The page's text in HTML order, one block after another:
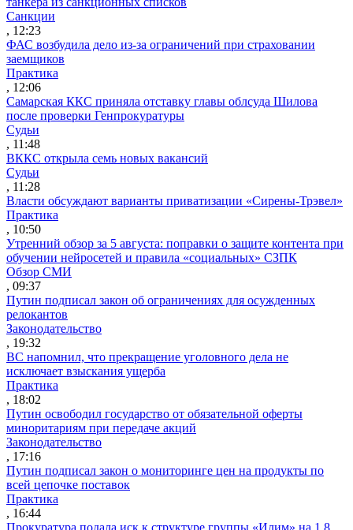
Санкции
, 12:23
ФАС возбудила дело из-за ограничений при страховании
заемщиков
Практика
, 12:06
Самарская ККС приняла отставку главы облсуда Шилова
после проверки Генпрокуратуры
Судьи
, 11:48
ВККС открыла семь новых вакансий
Судьи
, 11:28
Власти обсуждают варианты приватизации «Сирены-Трэвел»
Практика
, 10:50
Утренний обзор за 5 августа: поправки о защите контента при
обучении нейросетей и правила «социальных» СЗПК
Обзор СМИ
, 09:37
Путин подписал закон об ограничениях для осужденных
релокантов
Законодательство
, 19:32
ВС напомнил, что прекращение уголовного дела не
исключает взыскания ущерба
Практика
, 18:02
Путин освободил государство от обязательной оферты
миноритариям при передаче акций
Законодательство
, 17:16
Путин подписал закон о мониторинге цен на продукты по
всей цепочке поставок
Практика
, 16:44